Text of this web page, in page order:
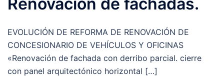
EVOLUCIÓN DE REFORMA DE RENOVACIÓN DE
CONCESIONARIO DE VEHÍCULOS Y OFICINAS
«Renovación de fachada con derribo parcial. cierre
con panel arquitectónico horizontal […]